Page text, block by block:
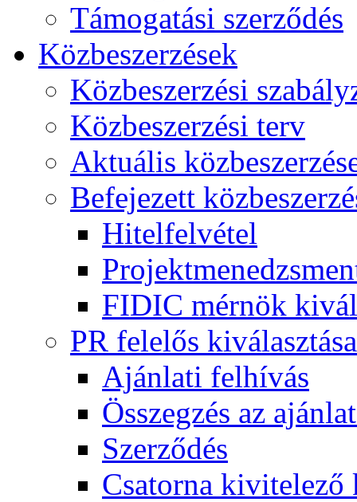
Támogatási szerződés
Közbeszerzések
Közbeszerzési
Közbeszerzési terv
Aktuális
Befejezett
Hitelfelvétel
FIDIC mérnök
PR felelős kiválasztása
Ajánlati felhívás
Összegzés az
Szerződés
Csatorna kivitelező